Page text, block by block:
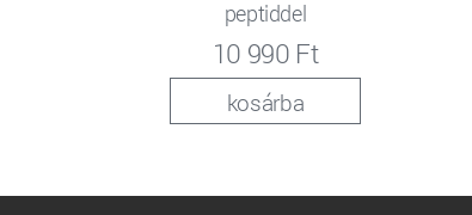
peptiddel
10 990 Ft
kosárba